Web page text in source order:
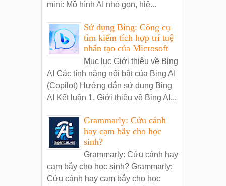
mini: Mô hình AI nhỏ gọn, hiệ...
Sử dụng Bing: Công cụ
tìm kiếm tích hợp trí tuệ
nhân tạo của Microsoft
Mục lục Giới thiệu về Bing
AI Các tính năng nổi bật của Bing AI
(Copilot) Hướng dẫn sử dụng Bing
AI Kết luận 1. Giới thiệu về Bing AI...
Grammarly: Cứu cánh
hay cạm bẫy cho học
sinh?
Grammarly: Cứu cánh hay
cạm bẫy cho học sinh? Grammarly:
Cứu cánh hay cạm bẫy cho học